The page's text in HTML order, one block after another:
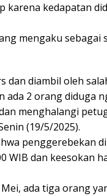
karena kedapatan
mengaku
dan diambil oleh
ada 2 orang diduga
menghalangi
(19/5/2025).
penggerebekan
WIB dan keesokan
ada tiga orang